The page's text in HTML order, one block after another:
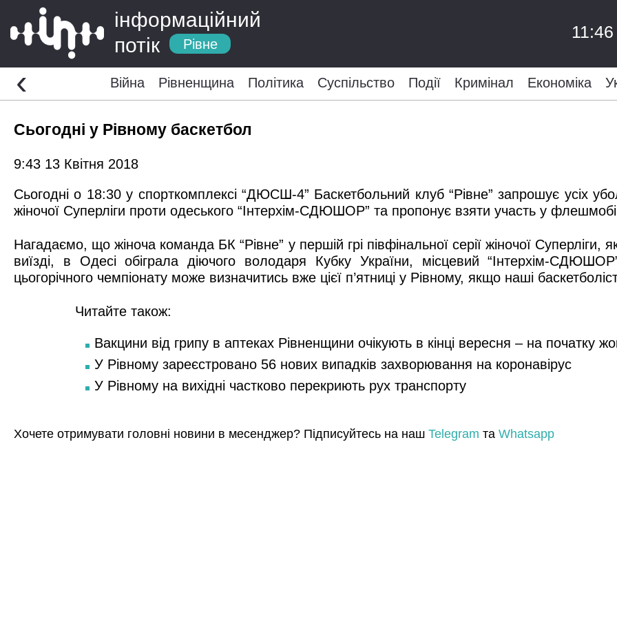
інформаційний
потік
Рівне
11:46
Війна Рівненщина Політика Суспільство Події Кримінал Економіка
‹
Cьогодні у Рівному баскетбол
9:43 13 Квітня 2018
Сьогодні о 18:30 у спорткомплексі “ДЮСШ-4” Баскетбольний клуб “Рівне” запрошує усіх
жіночої Суперліги проти одеського “Інтерхім-СДЮШОР” та пропонує взяти участь у
Нагадаємо, що жіноча команда БК “Рівне” у першій грі півфінальної серії жіночої
виїзді, в Одесі обіграла діючого володаря Кубку України, місцевий “Інтерхім-
цьогорічного чемпіонату може визначитись вже цієї п’ятниці у Рівному, якщо наші
Читайте також:
Вакцини від грипу в аптеках Рівненщини очікують в кінці вересня – на початку
У Рівному зареєстровано 56 нових випадків захворювання на коронавірус
У Рівному на вихідні частково перекриють рух транспорту
Хочете отримувати головні новини в месенджер? Підписуйтесь на наш Telegram та Whatsapp